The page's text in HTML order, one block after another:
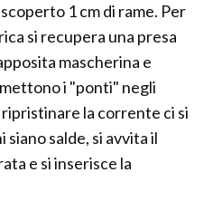
1 cm di rame. Per
si recupera una presa
mascherina e
i "ponti" negli
la corrente ci si
siano salde, si avvita il
e si inserisce la